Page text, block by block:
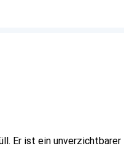
Er ist ein